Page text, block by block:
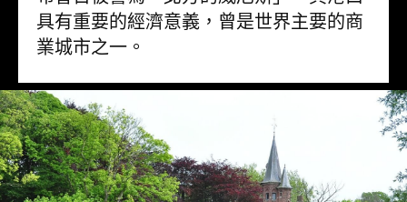
具有重要的經濟意義，曾是世界主要的商
業城市之一。